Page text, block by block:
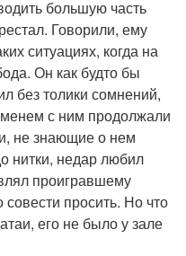
большую часть
Говорили, ему
ситуациях, когда на
Он как будто бы
без толики сомнений,
с ним продолжали
не знающие о нем
нитки, недар любил
проигравшему
совести просить. Но что
его не было у зале